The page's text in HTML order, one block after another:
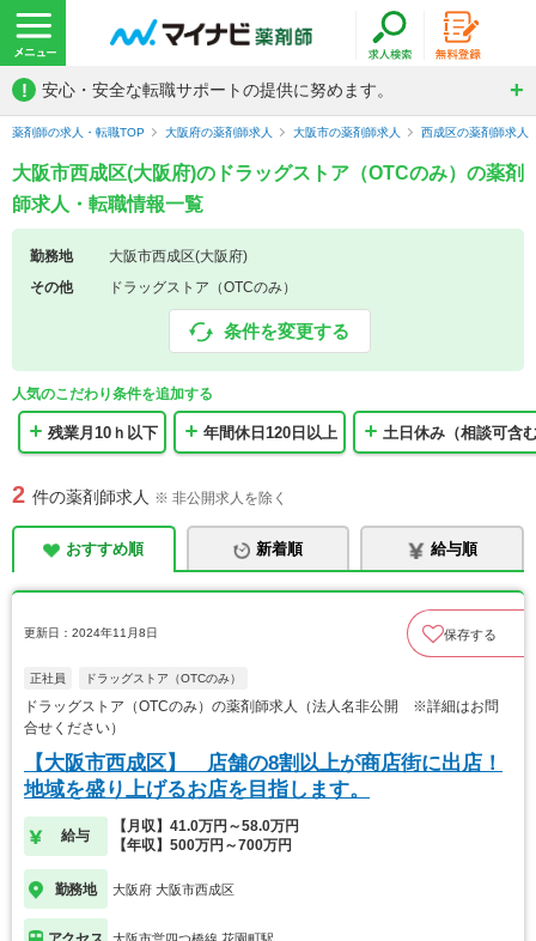
! 安心・安全な転職サポートの提供に努めます。
薬剤師の求人・転職TOP 大阪府の薬剤師求人 大阪市の薬剤師求人 西成区の薬剤師求人
大阪市西成区(大阪府)のドラッグストア（OTCのみ）の薬剤
師求人・転職情報一覧
勤務地
大阪市西成区(大阪府)
その他
ドラッグストア（OTCのみ）
条件を変更する
人気のこだわり条件を追加する
残業月10ｈ以下 年間休日120日以上 土日休み（相談可含
2 件の薬剤師求人 ※ 非公開求人を除く
おすすめ順 新着順 給与順
更新日：2024年11月8日 保存する
正社員 ドラッグストア（OTCのみ）
ドラッグストア（OTCのみ）の薬剤師求人（法人名非公開 ※詳細はお問
合せください）
【大阪市西成区】 店舗の8割以上が商店街に出店！
地域を盛り上げるお店を目指します。
給与
【月収】41.0万円～58.0万円
【年収】500万円～700万円
勤務地 大阪府 大阪市西成区
大阪市営四つ橋線 花園町駅